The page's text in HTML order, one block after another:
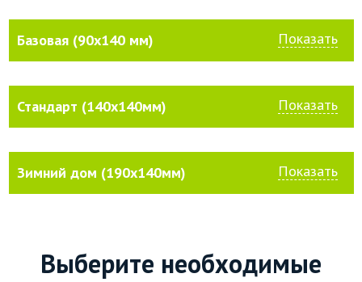
Базовая (90х140 мм) Показать
Стандарт (140х140мм) Показать
Зимний дом (190х140мм) Показать
Выберите необходимые